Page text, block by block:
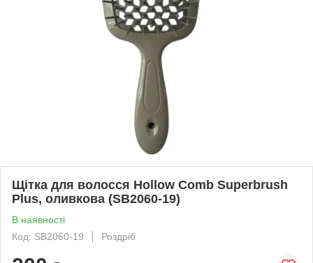
Щітка для волосся Hollow Comb Superbrush
Plus, оливкова (SB2060-19)
В наявності
Код: SB2060-19
Роздріб